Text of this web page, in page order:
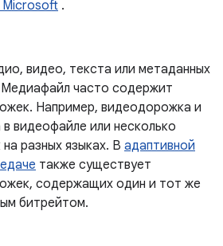
Microsoft .
видео, текста или метаданных
часто содержит
Например, видеодорожка и
видеофайле или несколько
разных языках. В адаптивной
также существует
содержащих один и тот же
битрейтом.